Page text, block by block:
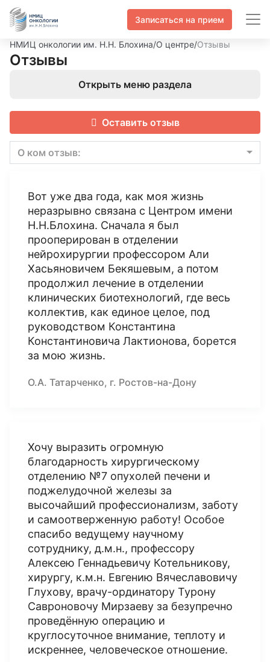
Записаться на прием
НМИЦ онкологии им. Н.Н. Блохина/О центре/Отзывы
Отзывы
Открыть меню раздела
Оставить отзыв
О ком отзыв:
Вот уже два года, как моя жизнь
неразрывно связана с Центром имени
Н.Н.Блохина. Сначала я был
прооперирован в отделении
нейрохирургии профессором Али
Хасьяновичем Бекяшевым, а потом
продолжил лечение в отделении
клинических биотехнологий, где весь
коллектив, как единое целое, под
руководством Константина
Константиновича Лактионова, борется
за мою жизнь.
О.А. Татарченко, г. Ростов-на-Дону
Хочу выразить огромную
благодарность хирургическому
отделению №7 опухолей печени и
поджелудочной железы за
высочайший профессионализм, заботу
и самоотверженную работу! Особое
спасибо ведущему научному
сотруднику, д.м.н., профессору
Алексею Геннадьевичу Котельникову,
хирургу, к.м.н. Евгению Вячеславовичу
Глухову, врачу-ординатору Турону
Савроновочу Мирзаеву за безупречно
проведённую операцию и
круглосуточное внимание, теплоту и
искреннее, человеческое отношение.